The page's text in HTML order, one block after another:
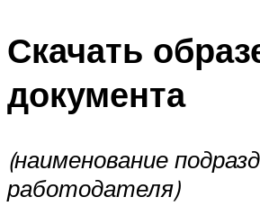
Скачать
документа
(наименование
работодателя)